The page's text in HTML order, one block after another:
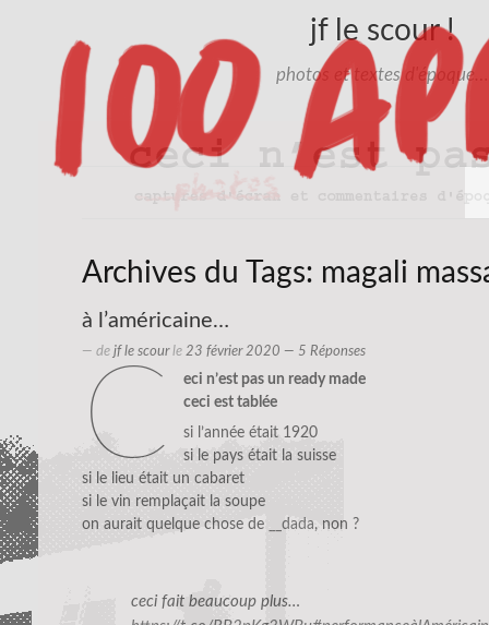
jf le scour !
photos et textes d'époque…
Archives du Tags: magali
à l’américaine…
— de jf le scourle 23 février 2020 — 5 Réponses
c
eci n’est pas un ready made
ceci est tablée
si l’année était 1920
si le pays était la suisse
si le lieu était un cabaret
si le vin remplaçait la soupe
on aurait quelque chose de
__dada, non ?
ceci fait beaucoup plus…